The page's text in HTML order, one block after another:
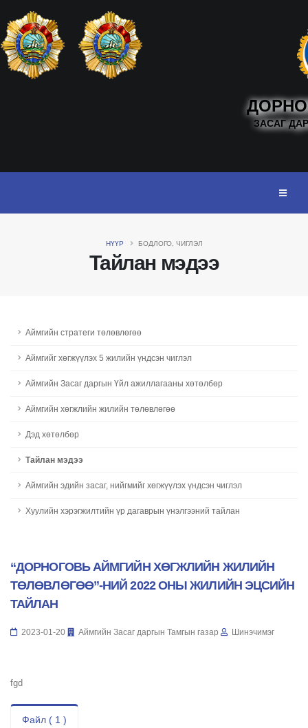
ЗАСАГ
НҮҮР БОДЛОГО, ЧИГЛЭЛ
Тайлан мэдээ
Аймгийн стратеги төлөвлөгөө
Aймгийг хөгжүүлэх 5 жилийн үндсэн чиглэл
Аймгийн Засаг даргын Үйл ажиллагааны хөтөлбөр
Aймгийн хөгжлийн жилийн төлөвлөгөө
Дэд хөтөлбөр
Тайлан мэдээ
Аймгийн эдийн засаг, нийгмийг хөгжүүлэх үндсэн чиглэл
Хуулийн хэрэгжилтийн үр дагаврын үнэлгээний тайлан
“ДОРНОГОВЬ АЙМГИЙН ХӨГЖЛИЙН ЖИЛИЙН
ТӨЛӨВЛӨГӨӨ”-НИЙ 2022 ОНЫ ЖИЛИЙН ЭЦСИЙН
ТАЙЛАН
2023-01-20 Аймгийн Засаг даргын Тамгын газар Шинэчимэг
fgd
Файл ( 1 )